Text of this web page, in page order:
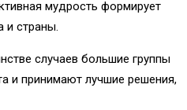
мудрость формирует
и страны.
случаев большие группы
и принимают лучшие решения,